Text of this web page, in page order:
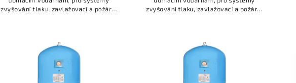
zvyšování tlaku, zavlažovací a požární
zvyšování tlaku, zavlažovací a požární